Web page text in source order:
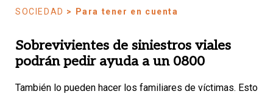
SOCIEDAD > Para tener en cuenta
Sobrevivientes de siniestros viales
podrán pedir ayuda a un 0800
También lo pueden hacer los familiares de víctimas. Esto